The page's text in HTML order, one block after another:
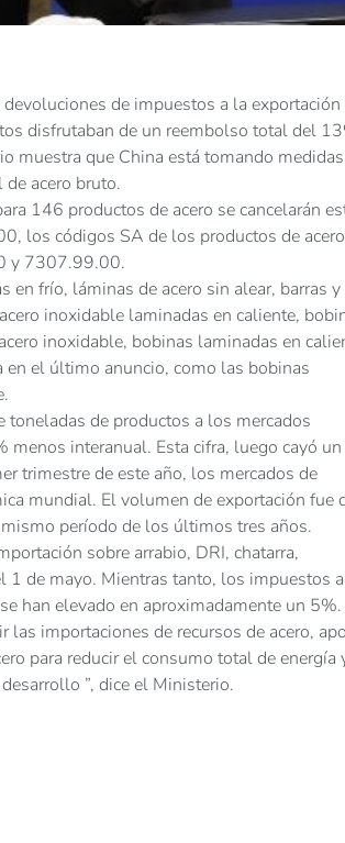
de impuestos a la exportación
disfrutaban de un reembolso total del
muestra que China está tomando
acero bruto.
146 productos de acero se cancelarán
los códigos SA de los productos de
y 7307.99.00.
frío, láminas de acero sin alear, barras y
inoxidable laminadas en caliente,
inoxidable, bobinas laminadas en
en el último anuncio, como las bobinas
de productos a los mercados
interanual. Esta cifra, luego cayó un
trimestre de este año, los mercados de
mundial. El volumen de exportación fue
período de los últimos tres años.
sobre arrabio, DRI, chatarra,
1 de mayo. Mientras tanto, los impuestos
han elevado en aproximadamente un 5%.
importaciones de recursos de acero,
para reducir el consumo total de energía
”, dice el Ministerio.